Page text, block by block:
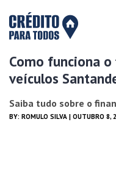
Como funciona
veículos
Saiba tudo sobre o
BY: ROMULO SILVA | OUTUBRO 8,